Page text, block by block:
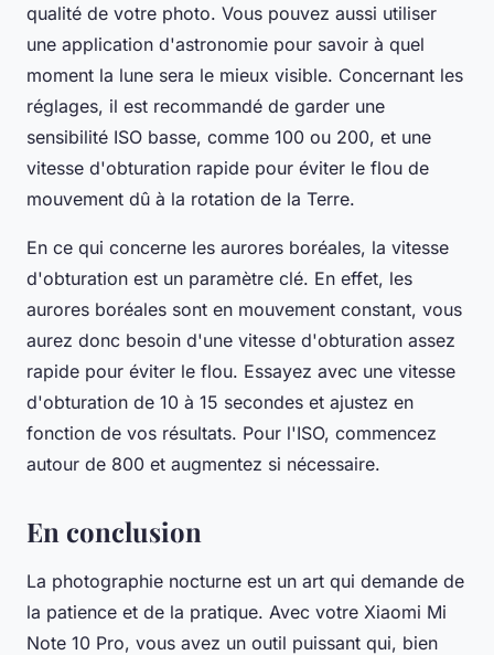
qualité de votre photo. Vous pouvez aussi utiliser
une application d'astronomie pour savoir à quel
moment la lune sera le mieux visible. Concernant les
réglages, il est recommandé de garder une
sensibilité ISO basse, comme 100 ou 200, et une
vitesse d'obturation rapide pour éviter le flou de
mouvement dû à la rotation de la Terre.
En ce qui concerne les aurores boréales, la vitesse
d'obturation est un paramètre clé. En effet, les
aurores boréales sont en mouvement constant, vous
aurez donc besoin d'une vitesse d'obturation assez
rapide pour éviter le flou. Essayez avec une vitesse
d'obturation de 10 à 15 secondes et ajustez en
fonction de vos résultats. Pour l'ISO, commencez
autour de 800 et augmentez si nécessaire.
En conclusion
La photographie nocturne est un art qui demande de
la patience et de la pratique. Avec votre Xiaomi Mi
Note 10 Pro, vous avez un outil puissant qui, bien